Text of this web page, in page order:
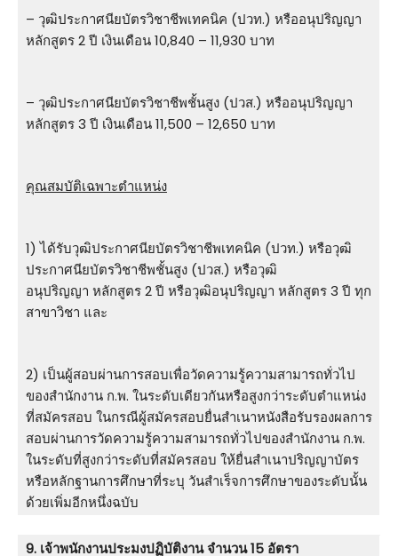
– วุฒิประกาศนียบัตรวิชาชีพเทคนิค (ปวท.) หรืออนุปริญญา
หลักสูตร 2 ปี เงินเดือน 10,840 – 11,930 บาท
– วุฒิประกาศนียบัตรวิชาชีพชั้นสูง (ปวส.) หรืออนุปริญญา
หลักสูตร 3 ปี เงินเดือน 11,500 – 12,650 บาท
คุณสมบัติเฉพาะตำแหน่ง
1) ได้รับวุฒิประกาศนียบัตรวิชาชีพเทคนิค (ปวท.) หรือวุฒิ
ประกาศนียบัตรวิชาชีพชั้นสูง (ปวส.) หรือวุฒิ
อนุปริญญา หลักสูตร 2 ปี หรือวุฒิอนุปริญญา หลักสูตร 3 ปี ทุก
สาขาวิชา และ
2) เป็นผู้สอบผ่านการสอบเพื่อวัดความรู้ความสามารถทั่วไป
ของสำนักงาน ก.พ. ในระดับเดียวกันหรือสูงกว่าระดับตำแหน่ง
ที่สมัครสอบ ในกรณีผู้สมัครสอบยื่นสำเนาหนังสือรับรองผลการ
สอบผ่านการวัดความรู้ความสามารถทั่วไปของสำนักงาน ก.พ.
ในระดับที่สูงกว่าระดับที่สมัครสอบ ให้ยื่นสำเนาปริญญาบัตร
หรือหลักฐานการศึกษาที่ระบุ วันสำเร็จการศึกษาของระดับนั้น
ด้วยเพิ่มอีกหนึ่งฉบับ
9. เจ้าพนักงานประมงปฏิบัติงาน จำนวน 15 อัตรา